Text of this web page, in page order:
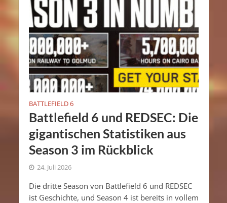
BATTLEFIELD 6
Battlefield 6 und REDSEC: Die
gigantischen Statistiken aus
Season 3 im Rückblick
24. Juli 2026
Die dritte Season von Battlefield 6 und REDSEC
ist Geschichte, und Season 4 ist bereits in vollem